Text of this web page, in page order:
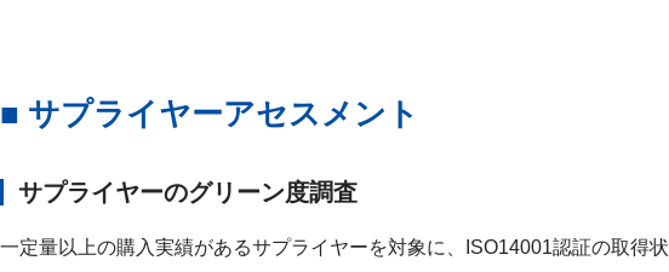
■ サプライヤーアセスメント
サプライヤーのグリーン度調査
一定量以上の購入実績があるサプライヤーを対象に、ISO14001認証の取得